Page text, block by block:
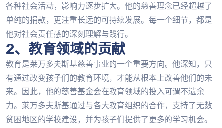
各种社会活动，影响力逐步扩大。他的慈善理念已经超越了
单纯的捐款，更注重长远的可持续发展。每一个细节，都是
他对社会责任感的深刻理解与践行。
2、教育领域的贡献
教育是莱万多夫斯基慈善事业的一个重要方向。他深知，只
有通过改变孩子们的教育环境，才能从根本上改善他们的未
来。因此，他的慈善基金会在教育领域的投入可谓不遗余
力。莱万多夫斯基通过与各大教育组织的合作，支持了无数
贫困地区的学校建设，并为孩子们提供了更多的学习机会。